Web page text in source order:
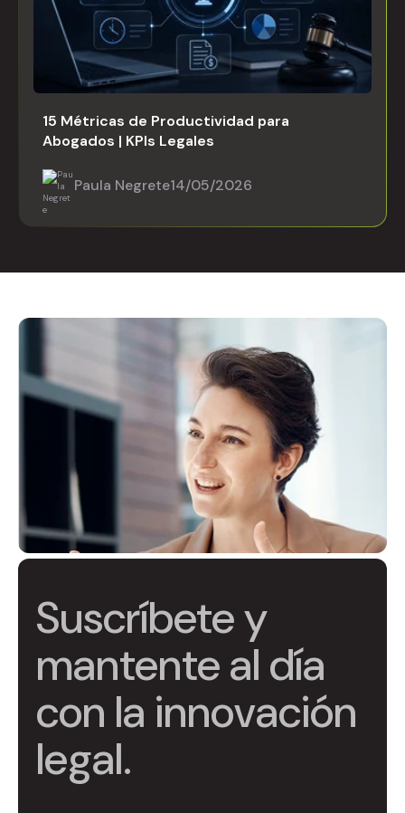
15 Métricas de Productividad para
Abogados | KPIs Legales
Paula Negrete14/05/2026
Suscríbete y
mantente al día
con la innovación
legal.